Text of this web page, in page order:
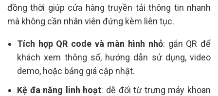
đồng thời giúp cửa hàng truyền tải thông tin nhanh
mà không cần nhân viên đứng kèm liên tục.
Tích hợp QR code và màn hình nhỏ: gắn QR để
khách xem thông số, hướng dẫn sử dụng, video
demo, hoặc bảng giá cập nhật.
Kệ đa năng linh hoạt: dễ đổi từ trưng máy khoan